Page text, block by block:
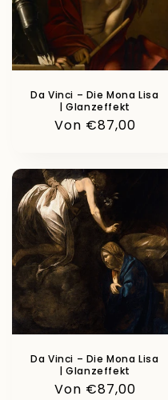
Da Vinci – Die Mona Lisa
| Glanzeffekt
Normaler
Von €87,00
Da Vinci – Die Mona Lisa
| Glanzeffekt
Normaler
Von €87,00